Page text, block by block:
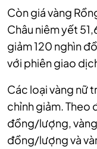
Còn giá vàng
Châu niêm yết
giảm 120 nghìn
với phiên giao
Các loại vàng nữ
chỉnh giảm. Theo
đồng/lượng,
đồng/lượng và